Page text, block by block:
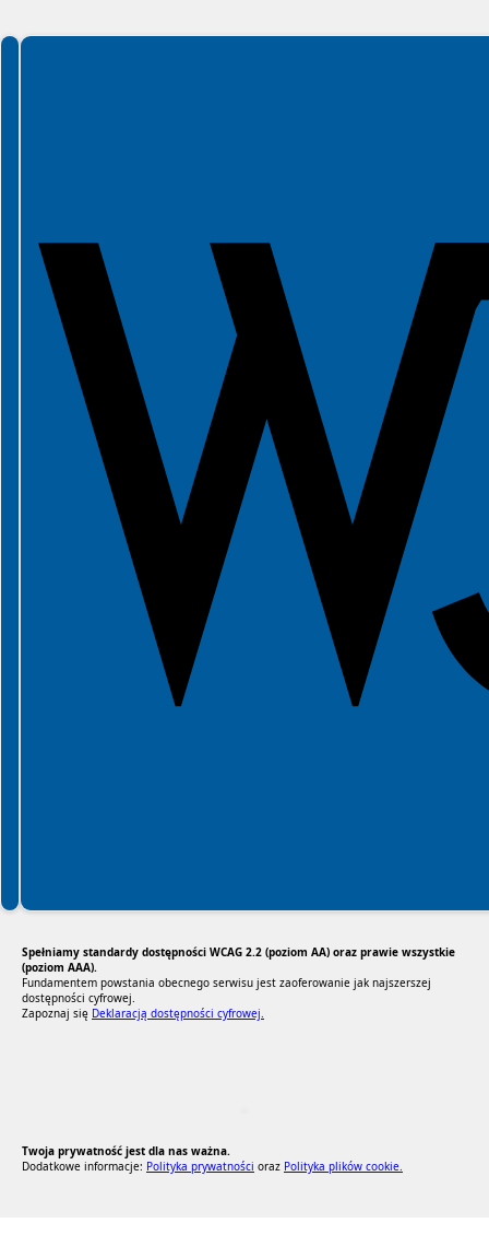
Spełniamy standardy WCAG 2.2
Spełniamy standardy W3C
Spełniamy standardy dostępności WCAG 2.2 (poziom AA) oraz prawie wszystkie
(poziom AAA).
Fundamentem powstania obecnego serwisu jest zaoferowanie jak najszerszej
dostępności cyfrowej.
Zapoznaj się Deklaracją dostępności cyfrowej.
Twoja prywatność jest dla nas ważna.
Dodatkowe informacje: Polityka prywatności oraz Polityka plików cookie.